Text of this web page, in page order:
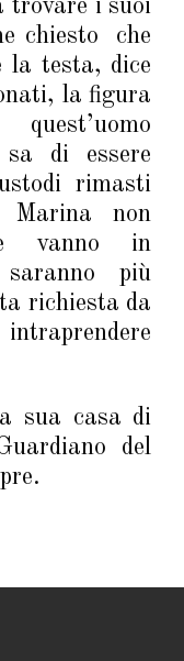
trovare i suoi
chiesto che
la testa, dice
la figura
sa di essere
rimasti
non
vanno in
più
richiesta da
sua casa di
del